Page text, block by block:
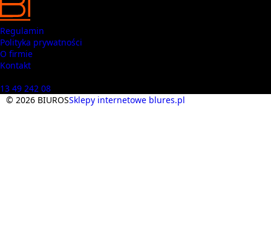
Regulamin
Polityka prywatności
O firmie
Kontakt
13 49 242 08
© 2026 BIUROSSklepy internetowe blures.pl